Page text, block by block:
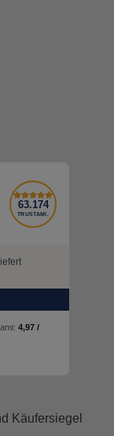
63.174
TRUSTAMI.
4,97 /